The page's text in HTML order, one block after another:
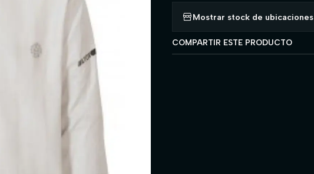
Mostrar stock de ubicaciones
COMPARTIR ESTE PRODUCTO